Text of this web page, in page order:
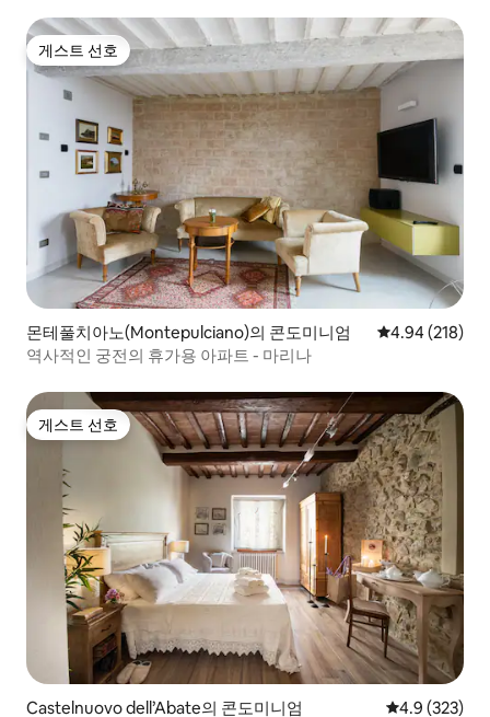
게스트 선호
게스트 선호
몬테풀치아노(Montepulciano)의 콘도미니엄 평점 4.94점(5
4.94 (218)
역사적인 궁전의 휴가용 아파트 - 마리나
게스트 선호
게스트 선호
Castelnuovo dell’Abate의 콘도미니엄 평점 4.9점(5
4.9 (323)